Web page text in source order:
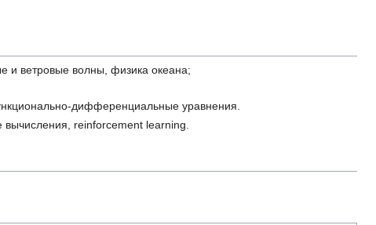
и ветровые волны, физика океана;
дифференциальные уравнения.
вычисления, reinforcement learning.